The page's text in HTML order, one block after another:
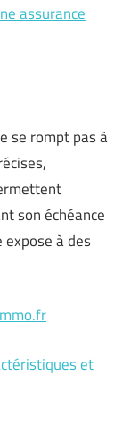
assurance
se rompt pas à
son échéance
à des
et